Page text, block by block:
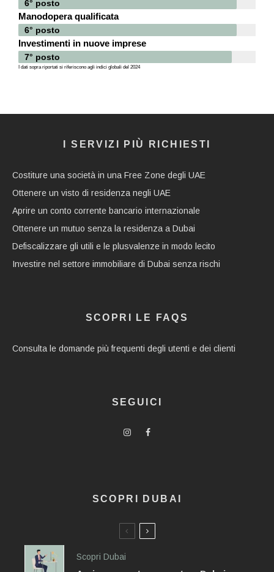
6° posto
Manodopera qualificata
6° posto
Investimenti in nuove imprese
7° posto
I dati sopra riportati si riferiscono agli indici globali del 2024
I SERVIZI PIÙ RICHIESTI
Costiture una società in una Free Zone degli UAE
Ottenere un visto di residenza negli UAE
Aprire un conto corrente bancario internazionale
Ottenere un mutuo senza la residenza a Dubai
Defiscalizzare gli utili e le plusvalenze in modo lecito
Investire nel settore immobiliare di Dubai senza rischi
SCOPRI LE FAQS
Consulta le domande più frequenti degli utenti e dei clienti
SEGUICI
SCOPRI DUBAI
Scopri Dubai